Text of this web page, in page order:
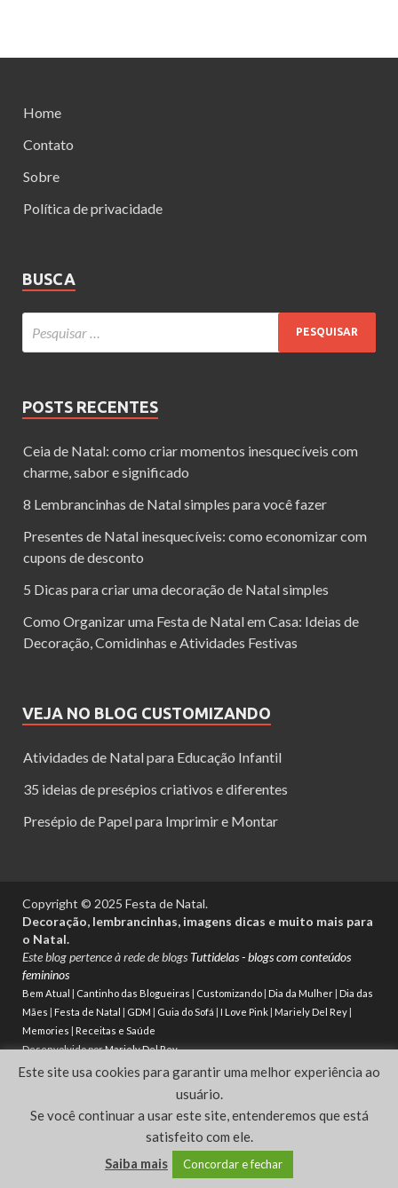
Home
Contato
Sobre
Política de privacidade
BUSCA
POSTS RECENTES
Ceia de Natal: como criar momentos inesquecíveis com
charme, sabor e significado
8 Lembrancinhas de Natal simples para você fazer
Presentes de Natal inesquecíveis: como economizar com
cupons de desconto
5 Dicas para criar uma decoração de Natal simples
Como Organizar uma Festa de Natal em Casa: Ideias de
Decoração, Comidinhas e Atividades Festivas
VEJA NO BLOG CUSTOMIZANDO
Atividades de Natal para Educação Infantil
35 ideias de presépios criativos e diferentes
Presépio de Papel para Imprimir e Montar
Copyright © 2025 Festa de Natal.
Decoração, lembrancinhas, imagens dicas e muito mais para
o Natal.
Este blog pertence à rede de blogs Tuttidelas - blogs com conteúdos
femininos
Bem Atual | Cantinho das Blogueiras | Customizando | Dia da Mulher | Dia das
Mães | Festa de Natal | GDM | Guia do Sofá | I Love Pink | Mariely Del Rey |
Memories | Receitas e Saúde
Desenvolvido porMariely Del Rey
Powered by WordPressandHitMag
Este site usa cookies para garantir uma melhor experiência ao
usuário.
Se você continuar a usar este site, entenderemos que está
satisfeito com ele.
Saiba mais
Concordar e fechar